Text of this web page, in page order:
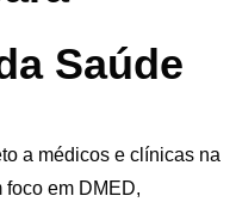
Saúde
a médicos e clínicas na
em DMED,